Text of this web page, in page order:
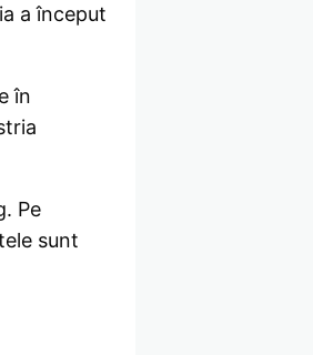
a început
în
Pe
sunt